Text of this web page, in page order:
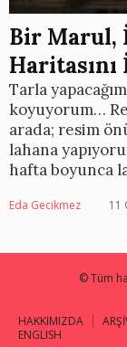
Bir Marul,
Tarla
koyuyorum…
arada; resim
lahana
hafta boyunca
Eda Gecikmez 11
© Tüm
HAKKIMIZDA
ENGLISH